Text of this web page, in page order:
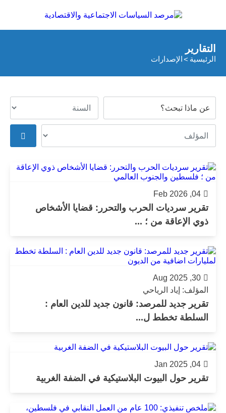
التقارير
الرئيسية الإصدارات
04, Feb 2026
تقرير سرديات الحرب والتحرر: قضايا اﻷشخاص
ذوي اﻹعاقة من ؛ ...
30, Aug 2025
المؤلف: إياد الرياحي
تقرير جديد للمرصد: قانون جديد للدين العام :
السلطة تخطط ل...
04, Jan 2025
تقرير حول البيوت البلاستيكية في الضفة الغربية